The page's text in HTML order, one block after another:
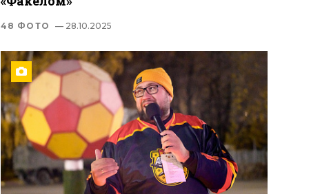
48 ФОТО — 28.10.2025